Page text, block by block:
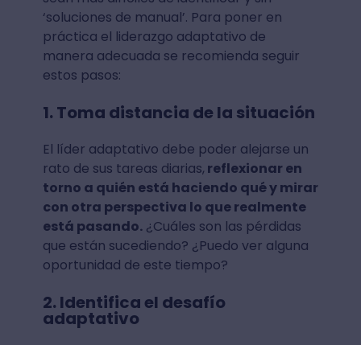
‘soluciones de manual’. Para poner en
práctica el liderazgo adaptativo de
manera adecuada se recomienda seguir
estos pasos:
1. Toma distancia de la situación
El líder adaptativo debe poder alejarse un
rato de sus tareas diarias, reflexionar en
torno a quién está haciendo qué y mirar
con otra perspectiva lo que realmente
está pasando.¿Cuáles son las pérdidas
que están sucediendo? ¿Puedo ver alguna
oportunidad de este tiempo?
2. Identifica el desafío
adaptativo